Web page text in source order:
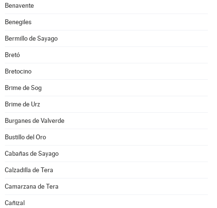
Benavente
Benegiles
Bermillo de Sayago
Bretó
Bretocino
Brime de Sog
Brime de Urz
Burganes de Valverde
Bustillo del Oro
Cabañas de Sayago
Calzadilla de Tera
Camarzana de Tera
Cañizal